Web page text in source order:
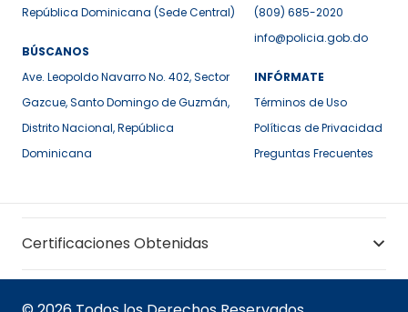
República Dominicana (Sede Central)
BÚSCANOS
Ave. Leopoldo Navarro No. 402, Sector
Gazcue, Santo Domingo de Guzmán,
Distrito Nacional, República
Dominicana
(809) 685-2020
info@policia.gob.do
INFÓRMATE
Términos de Uso
Políticas de Privacidad
Preguntas Frecuentes
Certificaciones Obtenidas